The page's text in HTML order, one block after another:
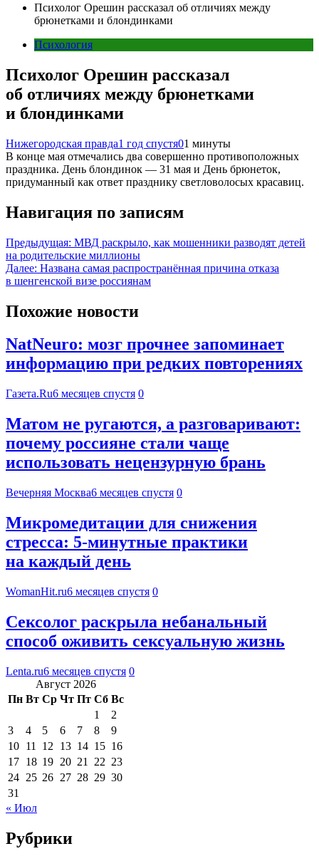
Психолог Орешин рассказал об отличиях между
брюнетками и блондинками
Психология
Психолог Орешин рассказал
об отличиях между брюнетками
и блондинками
Нижегородская правда1 год спустя01 минуты
В конце мая отмечались два совершенно противоположных
праздника. День блондинок — 31 мая и День брюнеток,
придуманный как ответ празднику светловолосых красавиц.
Навигация по записям
Предыдущая: МВД раскрыло, как мошенники разводят детей
на родительские миллионы
Далее: Названа самая распространённая причина отказа
в шенгенской визе россиянам
Похожие новости
NatNeuro: мозг прочнее запоминает
информацию при редких повторениях
Газета.Ru6 месяцев спустя 0
Матом не ругаются, а разговаривают:
почему россияне стали чаще
использовать нецензурную брань
Вечерняя Москва6 месяцев спустя 0
Микромедитации для снижения
стресса: 5-минутные практики
на каждый день
WomanHit.ru6 месяцев спустя 0
Сексолог раскрыла небанальный
способ оживить сексуальную жизнь
Lenta.ru6 месяцев спустя 0
Август 2026
Пн Вт Ср Чт Пт Сб Вс
1
2
3
4 5 6 7 8
9
10 11 12 13 14 15 16
17 18 19 20 21 22 23
24 25 26 27 28 29 30
31
« Июл
Рубрики